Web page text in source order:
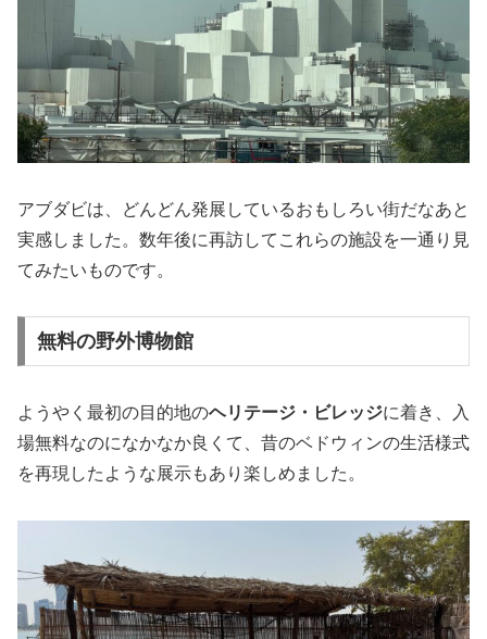
アブダビは、どんどん発展しているおもしろい街だなあと
実感しました。数年後に再訪してこれらの施設を一通り見
てみたいものです。
無料の野外博物館
ようやく最初の目的地のヘリテージ・ビレッジに着き、入
場無料なのになかなか良くて、昔のベドウィンの生活様式
を再現したような展示もあり楽しめました。